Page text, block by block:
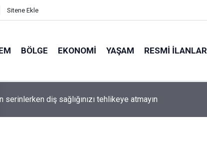
Sitene Ekle
BÖLGE EKONOMI YAŞAM RESMI İLANLAR
serinlerken diş sağlığınızı tehlikeye atmayın